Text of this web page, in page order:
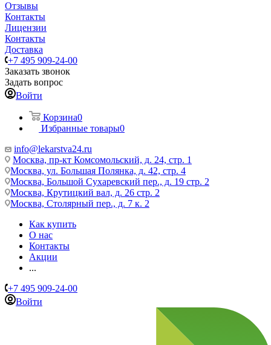
Отзывы
Контакты
Лицензии
Контакты
Доставка
+7 495 909-24-00
Заказать звонок
Задать вопрос
Войти
Корзина0
Избранные товары0
info@lekarstva24.ru
Москва, пр-кт Комсомольский, д. 24, стр. 1
Москва, ул. Большая Полянка, д. 42, стр. 4
Москва, Большой Сухаревский пер., д. 19 стр. 2
Москва, Крутицкий вал, д. 26 стр. 2
Москва, Столярный пер., д. 7 к. 2
Как купить
О нас
Контакты
Акции
...
+7 495 909-24-00
Войти